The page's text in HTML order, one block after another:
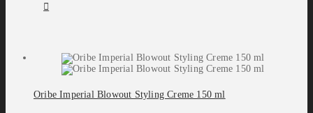
Oribe Imperial Blowout Styling Creme 150 ml